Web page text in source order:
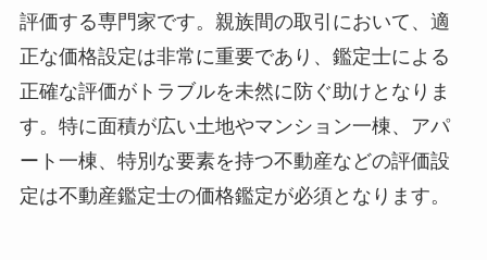
評価する専門家です。親族間の取引において、適
正な価格設定は非常に重要であり、鑑定士による
正確な評価がトラブルを未然に防ぐ助けとなりま
す。特に面積が広い土地やマンション一棟、アパ
ート一棟、特別な要素を持つ不動産などの評価設
定は不動産鑑定士の価格鑑定が必須となります。